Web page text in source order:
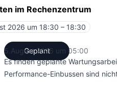
im Rechenzentrum
2026 um 18:30 – 18:30
Geplant
5.August 2026 um 05:00
Es finden geplante
Performance-Einbussen sind